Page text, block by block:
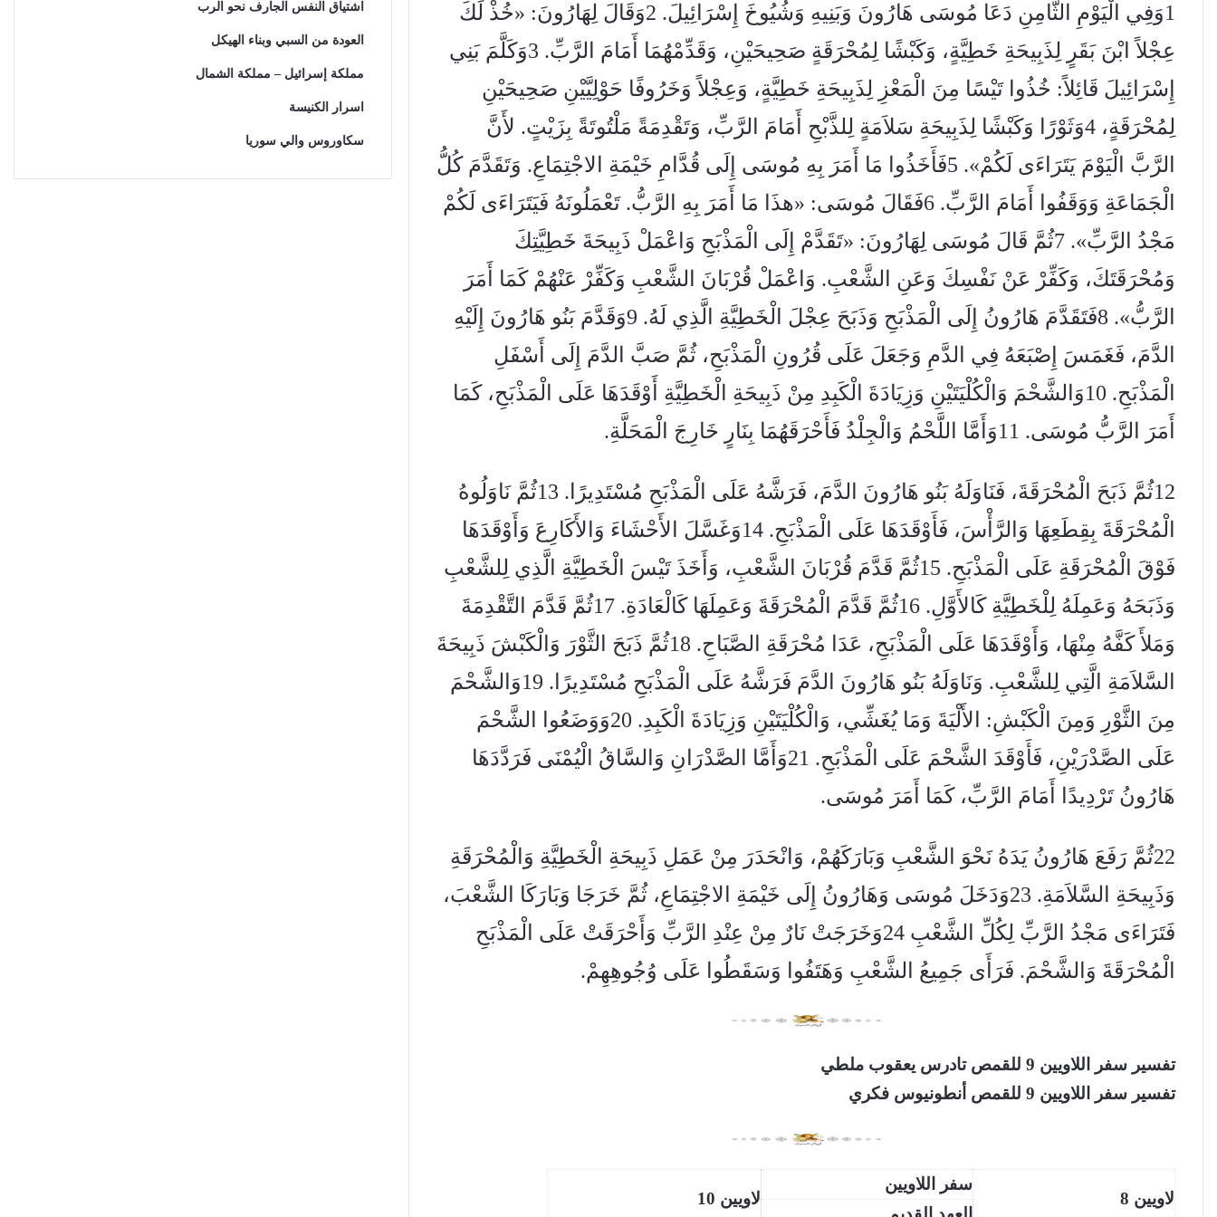
1وَفِي الْيَوْمِ الثَّامِنِ دَعَا مُوسَى هَارُونَ وَبَنِيهِ وَشُيُوخَ إِسْرَائِيلَ. 2وَقَالَ لِهَارُونَ: «خُذْ لَكَ
عِجْلاً ابْنَ بَقَرٍ لِذَبِيحَةِ خَطِيَّةٍ، وَكَبْشًا لِمُحْرَقَةٍ صَحِيحَيْنِ، وَقَدِّمْهُمَا أَمَامَ الرَّبِّ. 3وَكَلَّمَ بَنِي
إِسْرَائِيلَ قَائِلاً: خُذُوا تَيْسًا مِنَ الْمَعْزِ لِذَبِيحَةِ خَطِيَّةٍ، وَعِجْلاً وَخَرُوفًا حَوْلِيَّيْنِ صَحِيحَيْنِ
لِمُحْرَقَةٍ، 4وَثَوْرًا وَكَبْشًا لِذَبِيحَةِ سَلاَمَةٍ لِلذَّبْحِ أَمَامَ الرَّبِّ، وَتَقْدِمَةً مَلْتُوتَةً بِزَيْتٍ. لأَنَّ
الرَّبَّ الْيَوْمَ يَتَرَاءَى لَكُمْ». 5فَأَخَذُوا مَا أَمَرَ بِهِ مُوسَى إِلَى قُدَّامِ خَيْمَةِ الاجْتِمَاعِ. وَتَقَدَّمَ كُلُّ
الْجَمَاعَةِ وَوَقَفُوا أَمَامَ الرَّبِّ. 6فَقَالَ مُوسَى: «هذَا مَا أَمَرَ بِهِ الرَّبُّ. تَعْمَلُونَهُ فَيَتَرَاءَى لَكُمْ
مَجْدُ الرَّبِّ». 7ثُمَّ قَالَ مُوسَى لِهَارُونَ: «تَقَدَّمْ إِلَى الْمَذْبَحِ وَاعْمَلْ ذَبِيحَةَ خَطِيَّتِكَ
وَمُحْرَقَتَكَ، وَكَفِّرْ عَنْ نَفْسِكَ وَعَنِ الشَّعْبِ. وَاعْمَلْ قُرْبَانَ الشَّعْبِ وَكَفِّرْ عَنْهُمْ كَمَا أَمَرَ
الرَّبُّ». 8فَتَقَدَّمَ هَارُونُ إِلَى الْمَذْبَحِ وَذَبَحَ عِجْلَ الْخَطِيَّةِ الَّذِي لَهُ. 9وَقَدَّمَ بَنُو هَارُونَ إِلَيْهِ
الدَّمَ، فَغَمَسَ إِصْبَعَهُ فِي الدَّمِ وَجَعَلَ عَلَى قُرُونِ الْمَذْبَحِ، ثُمَّ صَبَّ الدَّمَ إِلَى أَسْفَلِ
الْمَذْبَحِ. 10وَالشَّحْمَ وَالْكُلْيَتَيْنِ وَزِيَادَةَ الْكَبِدِ مِنْ ذَبِيحَةِ الْخَطِيَّةِ أَوْقَدَهَا عَلَى الْمَذْبَحِ، كَمَا
أَمَرَ الرَّبُّ مُوسَى. 11وَأَمَّا اللَّحْمُ وَالْجِلْدُ فَأَحْرَقَهُمَا بِنَارٍ خَارِجَ الْمَحَلَّةِ.
12ثُمَّ ذَبَحَ الْمُحْرَقَةَ، فَنَاوَلَهُ بَنُو هَارُونَ الدَّمَ، فَرَشَّهُ عَلَى الْمَذْبَحِ مُسْتَدِيرًا. 13ثُمَّ نَاوَلُوهُ
الْمُحْرَقَةَ بِقِطَعِهَا وَالرَّأْسَ، فَأَوْقَدَهَا عَلَى الْمَذْبَحِ. 14وَغَسَّلَ الأَحْشَاءَ وَالأَكَارِعَ وَأَوْقَدَهَا
فَوْقَ الْمُحْرَقَةِ عَلَى الْمَذْبَحِ. 15ثُمَّ قَدَّمَ قُرْبَانَ الشَّعْبِ، وَأَخَذَ تَيْسَ الْخَطِيَّةِ الَّذِي لِلشَّعْبِ
وَذَبَحَهُ وَعَمِلَهُ لِلْخَطِيَّةِ كَالأَوَّلِ. 16ثُمَّ قَدَّمَ الْمُحْرَقَةَ وَعَمِلَهَا كَالْعَادَةِ. 17ثُمَّ قَدَّمَ التَّقْدِمَةَ
وَمَلأَ كَفَّهُ مِنْهَا، وَأَوْقَدَهَا عَلَى الْمَذْبَحِ، عَدَا مُحْرَقَةِ الصَّبَاحِ. 18ثُمَّ ذَبَحَ الثَّوْرَ وَالْكَبْشَ ذَبِيحَةَ
السَّلاَمَةِ الَّتِي لِلشَّعْبِ. وَنَاوَلَهُ بَنُو هَارُونَ الدَّمَ فَرَشَّهُ عَلَى الْمَذْبَحِ مُسْتَدِيرًا. 19وَالشَّحْمَ
مِنَ الثَّوْرِ وَمِنَ الْكَبْشِ: الأَلْيَةَ وَمَا يُغَشِّي، وَالْكُلْيَتَيْنِ وَزِيَادَةَ الْكَبِدِ. 20وَوَضَعُوا الشَّحْمَ
عَلَى الصَّدْرَيْنِ، فَأَوْقَدَ الشَّحْمَ عَلَى الْمَذْبَحِ. 21وَأَمَّا الصَّدْرَانِ وَالسَّاقُ الْيُمْنَى فَرَدَّدَهَا
هَارُونُ تَرْدِيدًا أَمَامَ الرَّبِّ، كَمَا أَمَرَ مُوسَى.
22ثُمَّ رَفَعَ هَارُونُ يَدَهُ نَحْوَ الشَّعْبِ وَبَارَكَهُمْ، وَانْحَدَرَ مِنْ عَمَلِ ذَبِيحَةِ الْخَطِيَّةِ وَالْمُحْرَقَةِ
وَذَبِيحَةِ السَّلاَمَةِ. 23وَدَخَلَ مُوسَى وَهَارُونُ إِلَى خَيْمَةِ الاجْتِمَاعِ، ثُمَّ خَرَجَا وَبَارَكَا الشَّعْبَ،
فَتَرَاءَى مَجْدُ الرَّبِّ لِكُلِّ الشَّعْبِ 24وَخَرَجَتْ نَارٌ مِنْ عِنْدِ الرَّبِّ وَأَحْرَقَتْ عَلَى الْمَذْبَحِ
الْمُحْرَقَةَ وَالشَّحْمَ. فَرَأَى جَمِيعُ الشَّعْبِ وَهَتَفُوا وَسَقَطُوا عَلَى وُجُوهِهِمْ.
تفسير سفر اللاويين 9 للقمص تادرس يعقوب ملطي
تفسير سفر اللاويين 9 للقمص أنطونيوس فكري
لاويين 8
سفر اللاويين
لاويين 10
اشتياق النفس الجارف نحو الرب
العودة من السبي وبناء الهيكل
مملكة إسرائيل – مملكة الشمال
اسرار الكنيسة
سكاوروس والي سوريا